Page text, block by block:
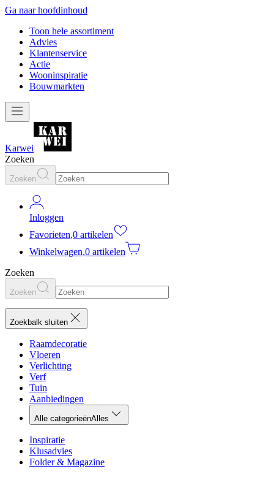
Ga naar hoofdinhoud
Toon hele assortiment
Advies
Klantenservice
Actie
Wooninspiratie
Bouwmarkten
Karwei
Zoeken
Zoeken
Inloggen
Favorieten,0 artikelen
Winkelwagen,0 artikelen
Zoeken
Zoeken
Zoekbalk sluiten
Raamdecoratie
Vloeren
Verlichting
Verf
Tuin
Aanbiedingen
Alle categorieënAlles
Inspiratie
Klusadvies
Folder & Magazine